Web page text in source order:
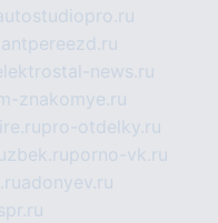
news.ru
znakomye.ru
pro-otdelky.ru
porno-vk.ru
adonyev.ru